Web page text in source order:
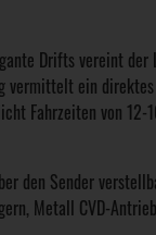
Drifts vereint
ein
Fahrzeiten von
Sender
Metall CVD-